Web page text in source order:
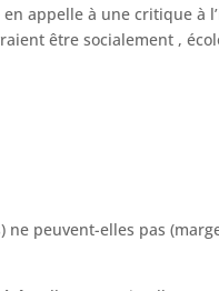
appelle à une critique à
être socialement ,
ne peuvent-elles pas